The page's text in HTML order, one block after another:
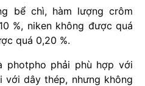
bể chì, hàm lượng crôm
%, niken không được quá
quá 0,20 %.
photpho phải phù hợp với
dây thép, nhưng không